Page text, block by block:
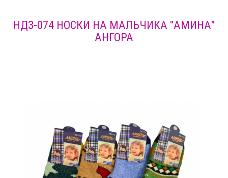
НДЗ-074 НОСКИ НА МАЛЬЧИКА "АМИНА"
АНГОРА